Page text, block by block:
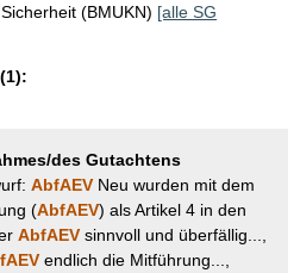
(BMUKN) [alle SG
des Gutachtens
AbfAEV Neu wurden mit dem
(AbfAEV) als Artikel 4 in den
AbfAEV sinnvoll und überfällig...,
endlich die Mitführung...,